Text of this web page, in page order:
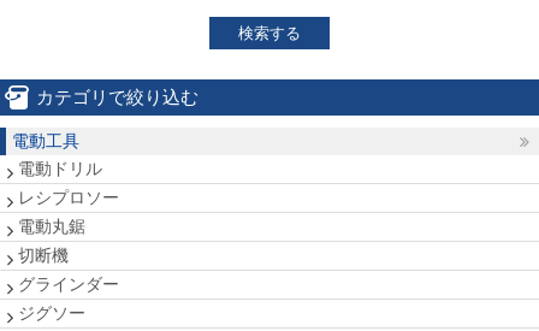
検索する
カテゴリで絞り込む
電動工具
電動ドリル
レシプロソー
電動丸鋸
切断機
グラインダー
ジグソー